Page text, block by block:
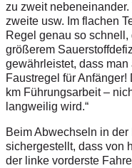
zu zweit
zweite usw. Im flachen
Regel genau so
größerem
gewährleistet, dass
Faustregel für
km Führungsarbeit –
langweilig wird.“
Beim Abwechseln in
sichergestellt, dass von
der linke vorderste